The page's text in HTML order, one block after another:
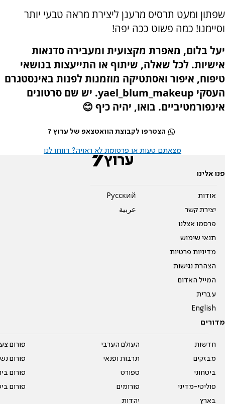
שפתון ומעט תרסיס מרענן ליצירת מראה טבעי יותר
וסיימנו! כמה פשוט ככה יפה!
יעל בלום, מאפרת מקצועית ומעבירה סדנאות
אישיות. לכל שאלה, שיתוף או התייעצות בנושאי
טיפוח, איפור ואסתטיקה מוזמנות לפנות באינסטגרם
העסקי yael_blum_makeup. יש שם סרטונים
אינפורמטיביים. בואו, יהיה כיף 😊
הצטרפו לקבוצת הוואטצאפ של ערוץ 7
מצאתם טעות או פרסומת לא ראויה? דווחו לנו
פנו אלינו
אודות
יצירת קשר
פרסמו אצלנו
תנאי שימוש
מדיניות פרטיות
הצהרת נגישות
המייל האדום
עברית
English
Pусский
عربية
מדורים
חדשות
מבזקים
ביטחוני
פוליטי-מדיני
בארץ
העולם הערבי
תרבות ופנאי
ספורט
פורומים
יהדות
פורום
פורום
פורום
פורום